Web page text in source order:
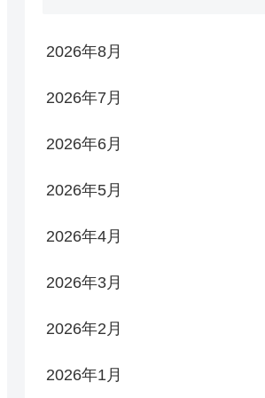
2026年8月
2026年7月
2026年6月
2026年5月
2026年4月
2026年3月
2026年2月
2026年1月